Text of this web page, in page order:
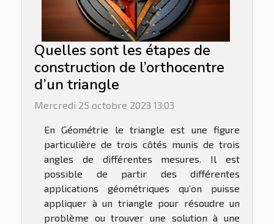
Quelles sont les étapes de
construction de l’orthocentre
d’un triangle
Mercredi 25 octobre 2023 13:03
En Géométrie le triangle est une figure
particulière de trois côtés munis de trois
angles de différentes mesures. Il est
possible de partir des différentes
applications géométriques qu’on puisse
appliquer à un triangle pour résoudre un
problème ou trouver une solution à une